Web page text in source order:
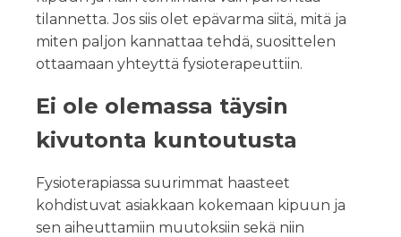
tilannetta. Jos siis olet epävarma siitä, mitä ja
miten paljon kannattaa tehdä, suosittelen
ottaamaan yhteyttä fysioterapeuttiin.
Ei ole olemassa täysin
kivutonta kuntoutusta
Fysioterapiassa suurimmat haasteet
kohdistuvat asiakkaan kokemaan kipuun ja
sen aiheuttamiin muutoksiin sekä niin